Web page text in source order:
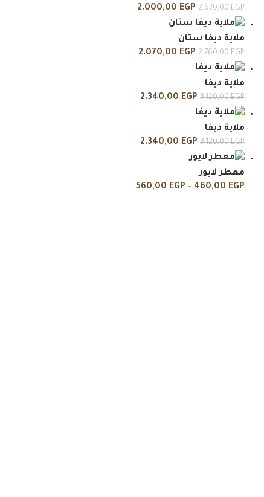
2.670,00EGP
2.000,00 EGP
ملاية ديفا ستان
2.760,00EGP
2.070,00 EGP
ملاية ديفا
3.120,00EGP
2.340,00 EGP
ملاية ديفا
3.120,00EGP
2.340,00 EGP
معطر لايور
460,00 EGP
–
560,00 EGP